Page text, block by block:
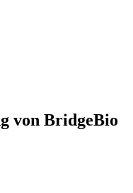
von BridgeBio